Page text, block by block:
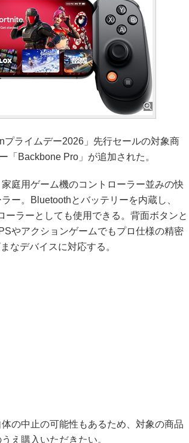
ライムデー2026」先行セールの対象商
「Backbone Pro」が追加された。
庭用ゲーム機のコントローラー並みの快
ー。Bluetoothとバッテリーを内蔵し、
ラーとしても使用できる。背面ボタンと
やアクションゲームでもプロ仕様の精密
なデバイスに対応する。
の中止の可能性もあるため、対象の商品
え購入いただきたい。